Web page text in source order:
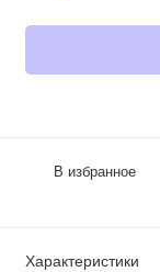
В избранное
Характеристики